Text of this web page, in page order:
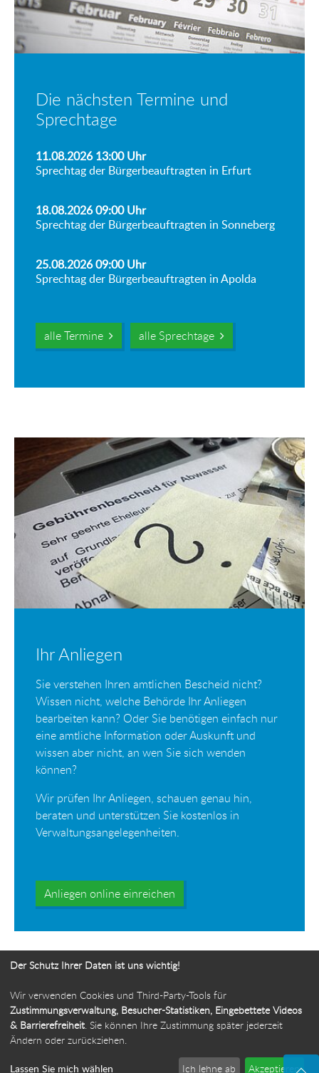
Die nächsten Termine und
Sprechtage
11.08.2026 13:00Uhr
Sprechtag der Bürgerbeauftragten in Erfurt
18.08.2026 09:00Uhr
Sprechtag der Bürgerbeauftragten in Sonneberg
25.08.2026 09:00Uhr
Sprechtag der Bürgerbeauftragten in Apolda
alle Termine alle Sprechtage
Ihr Anliegen
Sie verstehen Ihren amtlichen Bescheid nicht?
Wissen nicht, welche Behörde Ihr Anliegen
bearbeiten kann? Oder Sie benötigen einfach nur
eine amtliche Information oder Auskunft und
wissen aber nicht, an wen Sie sich wenden
können?
Wir prüfen Ihr Anliegen, schauen genau hin,
beraten und unterstützen Sie kostenlos in
Verwaltungsangelegenheiten.
Anliegen online einreichen
Ihr Weg zur Bürgerbeauftragten
Der Schutz Ihrer Daten ist uns wichtig!
Wir verwenden Cookies und Third-Party-Tools für
Zustimmungsverwaltung, Besucher-Statistiken, Eingebettete Videos
& Barrierefreiheit. Sie können Ihre Zustimmung später jederzeit
Ändern oder zurückziehen.
Lassen Sie mich wählen Ich lehne ab Akzeptieren